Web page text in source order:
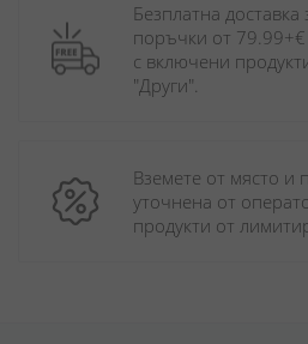
Безплатна
поръчки от 79.99+€
с включени
"Други".
Вземете от място и
уточнена от
продукти от